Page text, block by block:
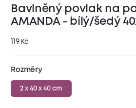
Bavlněný povlak na
AMANDA - bílý/šedý
119 Kč
Rozměry
2 x 40 x 40 cm